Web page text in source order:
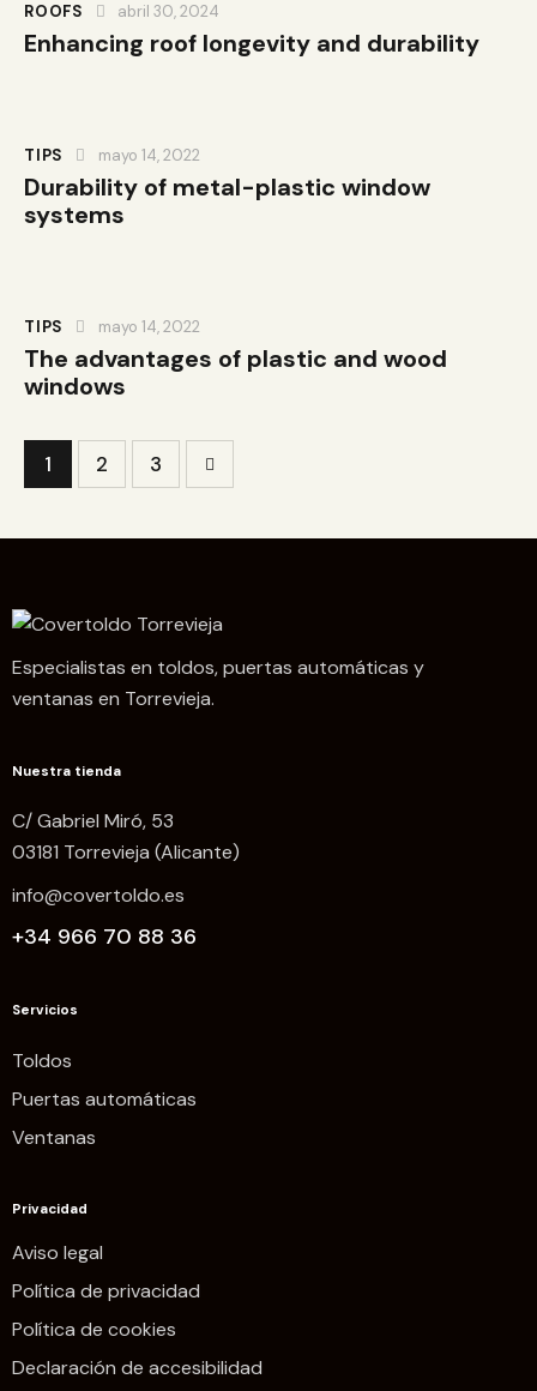
ROOFS abril 30, 2024
Enhancing roof longevity and durability
TIPS mayo 14, 2022
Durability of metal-plastic window
systems
TIPS mayo 14, 2022
The advantages of plastic and wood
windows
1 2 3
Especialistas en toldos, puertas automáticas y
ventanas en Torrevieja.
Nuestra tienda
C/ Gabriel Miró, 53
03181 Torrevieja (Alicante)
info@covertoldo.es
+34 966 70 88 36
Servicios
Toldos
Puertas automáticas
Ventanas
Privacidad
Aviso legal
Política de privacidad
Política de cookies
Declaración de accesibilidad